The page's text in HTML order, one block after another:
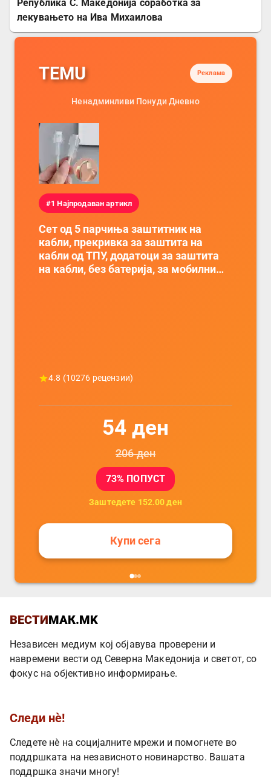
Република С. Македонија соработка за
лекувањето на Ива Михаилова
TEMU Реклама
Ненадминливи Понуди Дневно
#1 Најпродаван артикл
Сет од 5 парчиња заштитник на
кабли, прекривка за заштита на
кабли од ТПУ, додатоци за заштита
на кабли, без батерија, за мобилни
4.8 (10276 рецензии)
54 ден
206ден
73% ПОПУСТ
Заштедете 152.00 ден
Купи сега
ВЕСТИМАК.MK
Независен медиум кој објавува проверени и
навремени вести од Северна Македонија и светот, со
фокус на објективно информирање.
Следи нè!
Следете нè на социјалните мрежи и помогнете во
поддршката на независното новинарство. Вашата
поддршка значи многу!